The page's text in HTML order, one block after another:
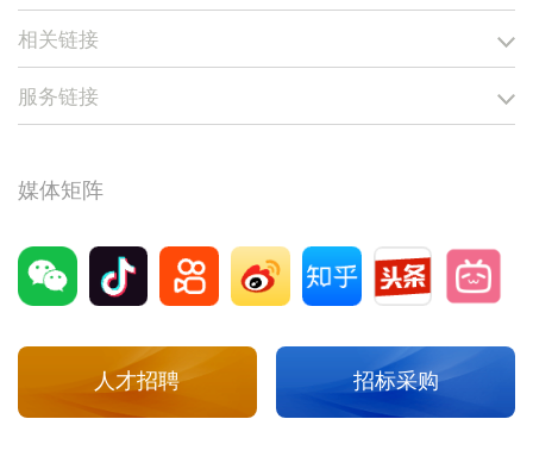
媒体矩阵
人才招聘 招标采购
相关链接
服务链接